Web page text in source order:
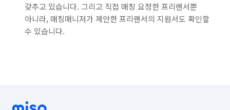
갖추고 있습니다. 그리고 직접 매칭 요청한 프리랜서뿐
아니라, 매칭매니저가 제안한 프리랜서의 지원서도 확인할
수 있습니다.